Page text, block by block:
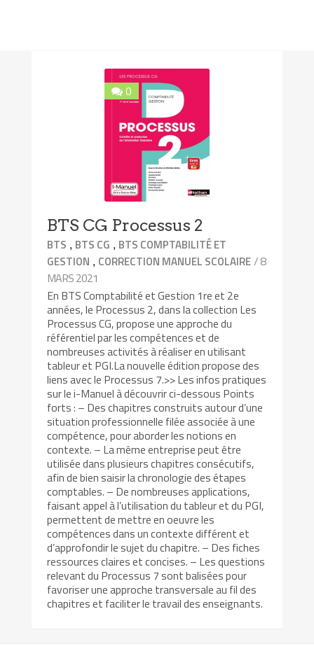
0
BTS CG Processus 2
BTS , BTS CG , BTS COMPTABILITÉ ET
GESTION , CORRECTION MANUEL SCOLAIRE/ 8
MARS 2021
En BTS Comptabilité et Gestion 1re et 2e
années, le Processus 2, dans la collection Les
Processus CG, propose une approche du
référentiel par les compétences et de
nombreuses activités à réaliser en utilisant
tableur et PGI.La nouvelle édition propose des
liens avec le Processus 7.>> Les infos pratiques
sur le i-Manuel à découvrir ci-dessous Points
forts : – Des chapitres construits autour d’une
situation professionnelle filée associée à une
compétence, pour aborder les notions en
contexte. – La même entreprise peut être
utilisée dans plusieurs chapitres consécutifs,
afin de bien saisir la chronologie des étapes
comptables. – De nombreuses applications,
faisant appel à l’utilisation du tableur et du PGI,
permettent de mettre en oeuvre les
compétences dans un contexte différent et
d’approfondir le sujet du chapitre. – Des fiches
ressources claires et concises. – Les questions
relevant du Processus 7 sont balisées pour
favoriser une approche transversale au fil des
chapitres et faciliter le travail des enseignants.